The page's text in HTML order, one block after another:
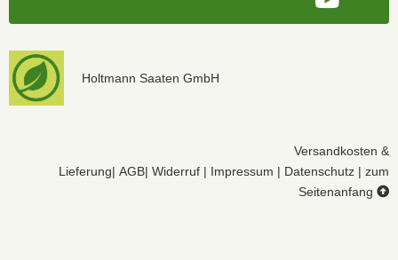
Holtmann Saaten GmbH
Versandkosten &
Lieferung| AGB| Widerruf | Impressum | Datenschutz | zum
Seitenanfang